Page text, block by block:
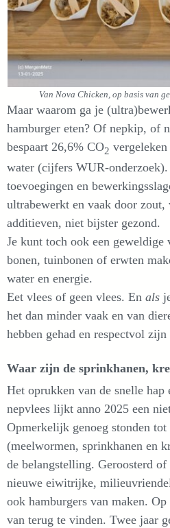
Van Nova Chicken, op basis van
Maar waarom ga je
hamburger eten? Of nepkip, of
bespaart 26,6% CO2
water (cijfers WUR-
toevoegingen en
ultrabewerkt en vaak door zout,
additieven, niet bijster gezond.
Je kunt toch ook een geweldige
bonen, tuinbonen of erwten
water en energie.
Eet vlees of geen vlees. En als
het dan minder vaak en van
hebben gehad en respectvol zijn
Waar zijn de sprinkhanen,
Het oprukken van de snelle
nepvlees lijkt anno 2025 een
Opmerkelijk genoeg stonden
(meelwormen, sprinkhanen en
de belangstelling. Geroosterd
nieuwe eiwitrijke,
ook hamburgers van maken.
van terug te vinden. Twee jaar